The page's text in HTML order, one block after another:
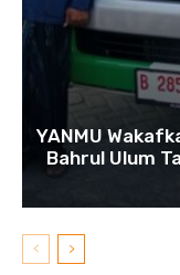
YANMU
Bahrul Ulum